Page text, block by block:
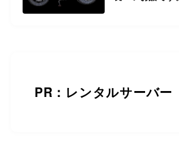
PR：レンタルサーバー